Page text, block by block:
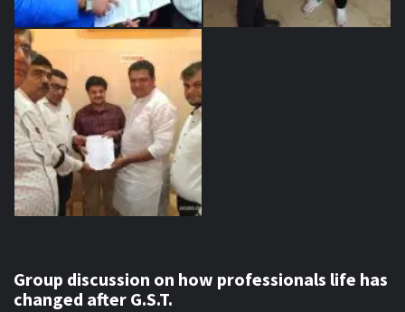
Group discussion on how professionals life has
changed after G.S.T.